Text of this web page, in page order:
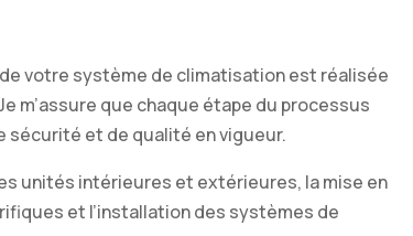
de votre système de climatisation est réalisée
m’assure que chaque étape du processus
sécurité et de qualité en vigueur.
unités intérieures et extérieures, la mise en
et l’installation des systèmes de